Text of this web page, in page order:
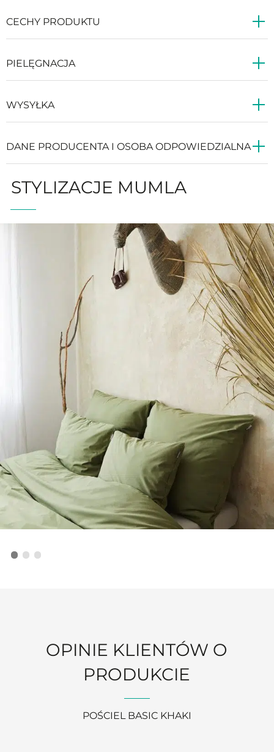
CECHY PRODUKTU
PIELĘGNACJA
WYSYŁKA
DANE PRODUCENTA I OSOBA ODPOWIEDZIALNA
STYLIZACJE MUMLA
OPINIE KLIENTÓW O
PRODUKCIE
POŚCIEL BASIC KHAKI